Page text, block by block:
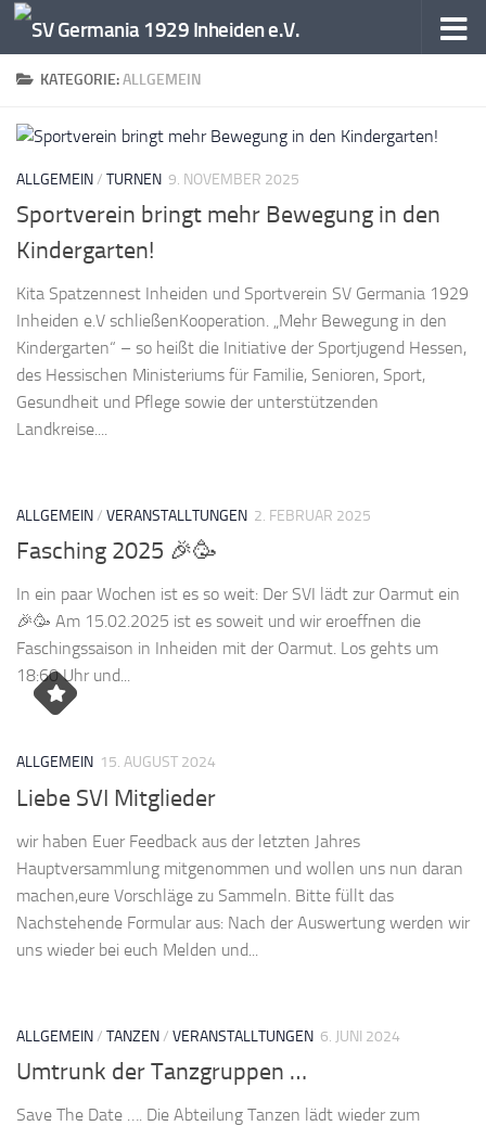
Zum Inhalt springen
KATEGORIE:ALLGEMEIN
ALLGEMEIN/ TURNEN 9. NOVEMBER 2025
Sportverein bringt mehr Bewegung in den
Kindergarten!
Kita Spatzennest Inheiden und Sportverein SV Germania 1929
Inheiden e.V schließenKooperation. „Mehr Bewegung in den
Kindergarten“ – so heißt die Initiative der Sportjugend Hessen,
des Hessischen Ministeriums für Familie, Senioren, Sport,
Gesundheit und Pflege sowie der unterstützenden
Landkreise....
ALLGEMEIN/ VERANSTALLTUNGEN 2. FEBRUAR 2025
Fasching 2025 🎉🥳
In ein paar Wochen ist es so weit: Der SVI lädt zur Oarmut ein
🎉🥳 Am 15.02.2025 ist es soweit und wir eroeffnen die
Faschingssaison in Inheiden mit der Oarmut. Los gehts um
18:60 Uhr und...
ALLGEMEIN 15. AUGUST 2024
Liebe SVI Mitglieder
wir haben Euer Feedback aus der letzten Jahres
Hauptversammlung mitgenommen und wollen uns nun daran
machen,eure Vorschläge zu Sammeln. Bitte füllt das
Nachstehende Formular aus: Nach der Auswertung werden wir
uns wieder bei euch Melden und...
ALLGEMEIN/ TANZEN/ VERANSTALLTUNGEN 6. JUNI 2024
Umtrunk der Tanzgruppen …
Save The Date …. Die Abteilung Tanzen lädt wieder zum